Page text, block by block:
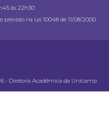
às 22h30
previsto na Lei 10048 de 11/08/2000
- Diretoria Acadêmica da Unicamp